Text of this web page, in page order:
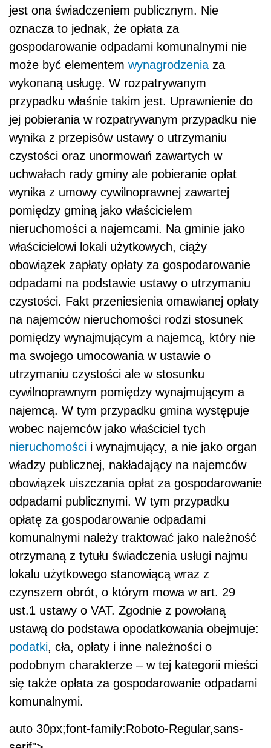
jest ona świadczeniem publicznym. Nie
oznacza to jednak, że opłata za
gospodarowanie odpadami komunalnymi nie
może być elementem wynagrodzenia za
wykonaną usługę. W rozpatrywanym
przypadku właśnie takim jest. Uprawnienie do
jej pobierania w rozpatrywanym przypadku nie
wynika z przepisów ustawy o utrzymaniu
czystości oraz unormowań zawartych w
uchwałach rady gminy ale pobieranie opłat
wynika z umowy cywilnoprawnej zawartej
pomiędzy gminą jako właścicielem
nieruchomości a najemcami. Na gminie jako
właścicielowi lokali użytkowych, ciąży
obowiązek zapłaty opłaty za gospodarowanie
odpadami na podstawie ustawy o utrzymaniu
czystości. Fakt przeniesienia omawianej opłaty
na najemców nieruchomości rodzi stosunek
pomiędzy wynajmującym a najemcą, który nie
ma swojego umocowania w ustawie o
utrzymaniu czystości ale w stosunku
cywilnoprawnym pomiędzy wynajmującym a
najemcą. W tym przypadku gmina występuje
wobec najemców jako właściciel tych
nieruchomości i wynajmujący, a nie jako organ
władzy publicznej, nakładający na najemców
obowiązek uiszczania opłat za gospodarowanie
odpadami publicznymi. W tym przypadku
opłatę za gospodarowanie odpadami
komunalnymi należy traktować jako należność
otrzymaną z tytułu świadczenia usługi najmu
lokalu użytkowego stanowiącą wraz z
czynszem obrót, o którym mowa w art. 29
ust.1 ustawy o VAT. Zgodnie z powołaną
ustawą do podstawa opodatkowania obejmuje:
podatki, cła, opłaty i inne należności o
podobnym charakterze – w tej kategorii mieści
się także opłata za gospodarowanie odpadami
komunalnymi.
auto 30px;font-family:Roboto-Regular,sans-